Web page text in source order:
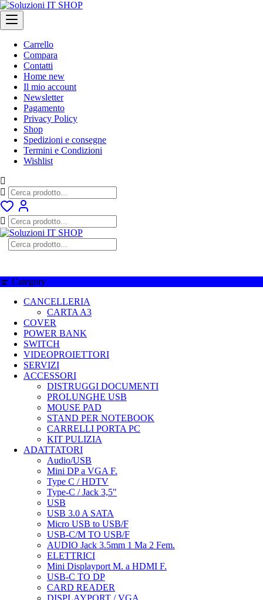
Skip
to
content
Carrello
Compara
Contatti
Home new
Il mio account
Newsletter
Pagamento
Privacy Policy
Shop
Spedizioni e consegne
Termini e Condizioni
Wishlist
Category
CANCELLERIA
CARTA A3
COVER
POWER BANK
SWITCH
VIDEOPROIETTORI
SERVIZI
ACCESSORI
DISTRUGGI DOCUMENTI
PROLUNGHE USB
MOUSE PAD
STAND PER NOTEBOOK
CARRELLI PORTA PC
KIT PULIZIA
ADATTATORI
Audio/USB
Mini DP a VGA F.
Type C / HDTV
Type-C / Jack 3,5"
USB
USB 3.0 A SATA
Micro USB to USB/F
USB-C/M TO USB/F
AUDIO Jack 3.5mm 1 Ma 2 Fem.
ELETTRICI
Mini Displayport M. a HDMI F.
USB-C TO DP
CARD READER